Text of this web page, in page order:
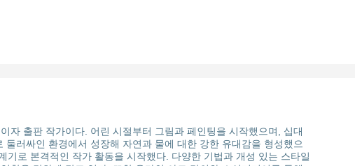
자 출판 작가이다. 어린 시절부터 그림과 페인팅을 시작했으며, 십대
러싸인 환경에서 성장해 자연과 물에 대한 강한 유대감을 형성했으
로 본격적인 작가 활동을 시작했다. 다양한 기법과 개성 있는 스타일